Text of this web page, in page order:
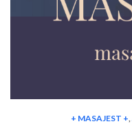
+ MASAJEST +